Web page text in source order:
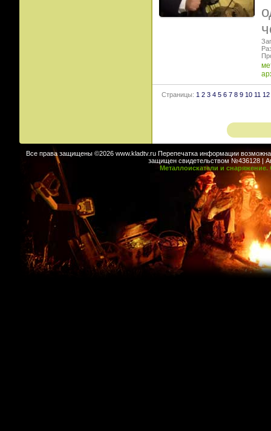
Страницы: 1 2 3 4 5 6 7 8 9 10 11 12
Все права защищены ©2026 www.kladtv.ru Перепечатка информации возможна
защищен свидетельством №436128 |
Металлоискатели и